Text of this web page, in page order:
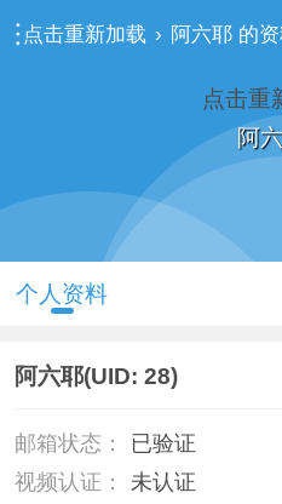
点击重新加载 › 阿六耶 的
点击重
阿
个人资料
阿六耶(UID: 28)
邮箱状态：
已验证
视频认证：
未认证